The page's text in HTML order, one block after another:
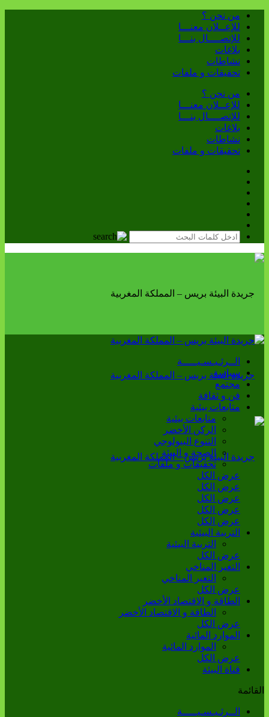
من نحن ؟
للإعــلان معنـــا
للإتصــــال بنـــا
بلاغات
نشاطات
تحقيقات و ملفات
من نحن ؟
للإعــلان معنـــا
للإتصــــال بنـــا
بلاغات
نشاطات
تحقيقات و ملفات
الــرئـيـسـيـــــة
سياسة
مجتمع
فن و ثقافة
متابعات بيئية
متابعات بيئية
الركن الأخضر
التنوع البيولوجي
الصحة و البيئة
تحقيقات و ملفات
عرض الكل
عرض الكل
عرض الكل
عرض الكل
عرض الكل
التربية البيئية
التربية البيئية
عرض الكل
التغير المناخي
التغير المناخي
عرض الكل
الطاقة و الاقتصاد الأخضر
الطاقة و الاقتصاد الأخضر
عرض الكل
الموارد المائية
الموارد المائية
عرض الكل
قناة البيئة
القائمة
الــرئـيـسـيـــــة